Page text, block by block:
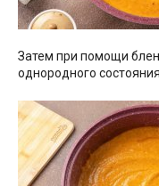
Затем при помощи
однородного